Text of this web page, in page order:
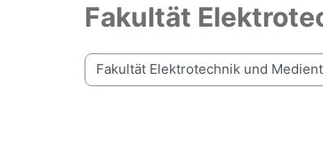
Fakultät
Kursbereiche